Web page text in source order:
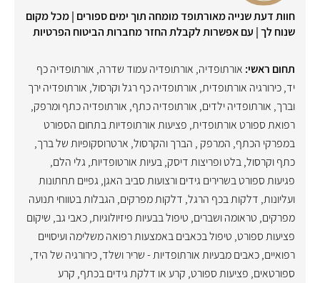
חוות דעת שנייה מאורתופד מומחה תוך ימים ספורים | מכל מקום
שנוח לך | עם אפשרות לקבלת החזר מחברות הביטוח הפרטיות
תחום ראשי: אורתופדיה, אורתופדיה עמוד שדרה, אורתופדיה כף
יד,כירורגיה אורתופדית, אורתופדיה כף רגל וקרסול, אורתופדיה ירך
וברך, אורתופדיה ילדים, אורתופדיה כתף, אורתופדיה כתף ומרפק,
רפואת ספורט אורתופדית, פציעות אורתופדיות בתחום הספורט
במפרקי הכתף, המרפק , הברך והקרסול, ארטרוסקופיות של ברך,
כתף וקרסול,בלט ופריצות דיסק,בעיות אורטופדיות, גלי הלם,
פגיעות ספורט בשרירים גידים ורצועות סביב האגן, גפיים תחתונות
ועליונות, דלקות בכף הרגל, דלקות מפרקים, הגבלות בטווחי תנועה
מפרקים, טראומה ושברים, טיפול בבעיות פיזיולוגיות,כאבי גב, שיקום
פציעות ספורט, טיפול בכאבים באמצעות רפואה משלימה ועיסויים
רפואיים,כאבים מבעיות אורתופדיות - שריר ושלד,כירורגיה של היד,
ספורטאים, פציעות ספורט, קרע או דלקת גידים בכתף, קרע